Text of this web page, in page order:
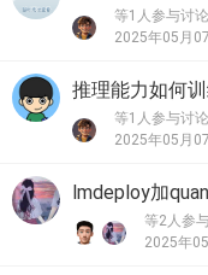
等1人参与讨论
2025年05月
推理能力如何训
等1人参与讨论
2025年05月
lmdeploy加
等2人参
2025年